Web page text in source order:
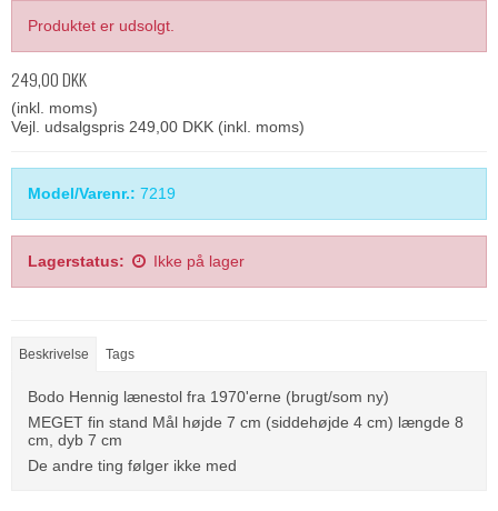
Produktet er udsolgt.
249,00 DKK
(inkl. moms)
Vejl. udsalgspris 249,00 DKK (inkl. moms)
Model/Varenr.: 7219
Lagerstatus: Ikke på lager
Beskrivelse Tags
Bodo Hennig lænestol fra 1970'erne (brugt/som ny)
MEGET fin stand Mål højde 7 cm (siddehøjde 4 cm) længde 8
cm, dyb 7 cm
De andre ting følger ikke med